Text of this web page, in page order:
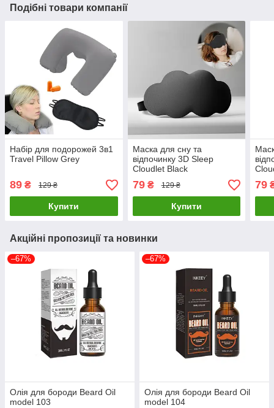
Подібні товари компанії
Набір для подорожей 3в1
Travel Pillow Grey
89 ₴ 129 ₴
Купити
Маска для сну та
відпочинку 3D Sleep
Cloudlet Black
79₴ 129 ₴
Купити
79
Акційні пропозиції та новинки
–67%
Олія для бороди Beard Oil
model 103
–67%
Олія для бороди Beard Oil
model 104